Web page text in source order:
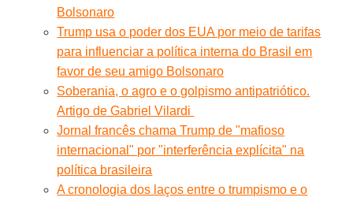
Bolsonaro
Trump usa o poder dos EUA por meio de tarifas
para influenciar a política interna do Brasil em
favor de seu amigo Bolsonaro
Soberania, o agro e o golpismo antipatriótico.
Artigo de Gabriel Vilardi
Jornal francês chama Trump de "mafioso
internacional" por "interferência explícita" na
política brasileira
A cronologia dos laços entre o trumpismo e o